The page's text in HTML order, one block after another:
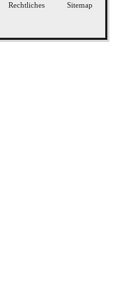
Rechtliches Sitemap